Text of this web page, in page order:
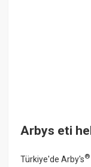
Arbys eti
Türkiye'de Arby's®